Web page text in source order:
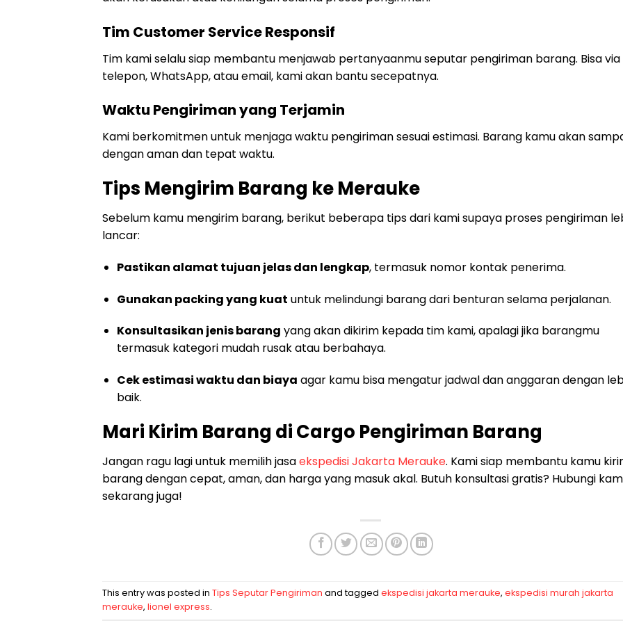
Tim Customer Service Responsif
Tim kami selalu siap membantu menjawab pertanyaanmu seputar pengiriman barang. Bisa via
telepon, WhatsApp, atau email, kami akan bantu secepatnya.
Waktu Pengiriman yang Terjamin
Kami berkomitmen untuk menjaga waktu pengiriman sesuai estimasi. Barang kamu akan
dengan aman dan tepat waktu.
Tips Mengirim Barang ke Merauke
Sebelum kamu mengirim barang, berikut beberapa tips dari kami supaya proses pengiriman
lancar:
Pastikan alamat tujuan jelas dan lengkap, termasuk nomor kontak penerima.
Gunakan packing yang kuat untuk melindungi barang dari benturan selama perjalanan.
Konsultasikan jenis barang yang akan dikirim kepada tim kami, apalagi jika barangmu
termasuk kategori mudah rusak atau berbahaya.
Cek estimasi waktu dan biaya agar kamu bisa mengatur jadwal dan anggaran dengan
baik.
Mari Kirim Barang di Cargo Pengiriman Barang
Jangan ragu lagi untuk memilih jasaekspedisi Jakarta Merauke. Kami siap membantu kamu
barang dengan cepat, aman, dan harga yang masuk akal. Butuh konsultasi gratis? Hubungi
sekarang juga!
This entry was posted in Tips Seputar Pengiriman and tagged ekspedisi jakarta merauke, ekspedisi murah jakarta
merauke, lionel express.